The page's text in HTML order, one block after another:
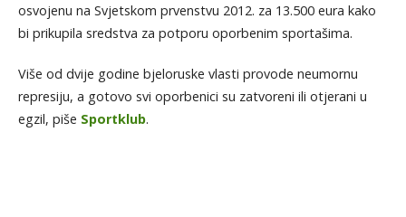
osvojenu na Svjetskom prvenstvu 2012. za 13.500 eura kako
bi prikupila sredstva za potporu oporbenim sportašima.
Više od dvije godine bjeloruske vlasti provode neumornu
represiju, a gotovo svi oporbenici su zatvoreni ili otjerani u
egzil, piše Sportklub.